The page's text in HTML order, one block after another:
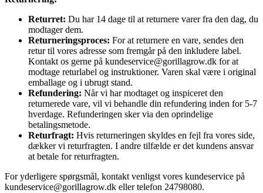
Returret: Du har 14 dage til at returnere varer fra den dag, du
modtager dem.
Returneringsproces: For at returnere en vare, sendes den
retur til vores adresse som fremgår på den inkludere label.
Kontakt os gerne på kundeservice@gorillagrow.dk for at
modtage returlabel og instruktioner. Varen skal være i original
emballage og i ubrugt stand.
Refundering: Når vi har modtaget og inspiceret den
returnerede vare, vil vi behandle din refundering inden for 5-7
hverdage. Refunderingen sker via den oprindelige
betalingsmetode.
Returfragt: Hvis returneringen skyldes en fejl fra vores side,
dækker vi returfragten. I andre tilfælde er det kundens ansvar
at betale for returfragten.
For yderligere spørgsmål, kontakt venligst vores kundeservice på
kundeservice@gorillagrow.dk eller telefon 24798080.